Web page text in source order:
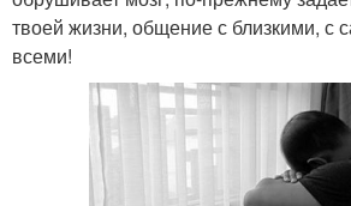
твоей жизни, общение с близкими, с
всеми!